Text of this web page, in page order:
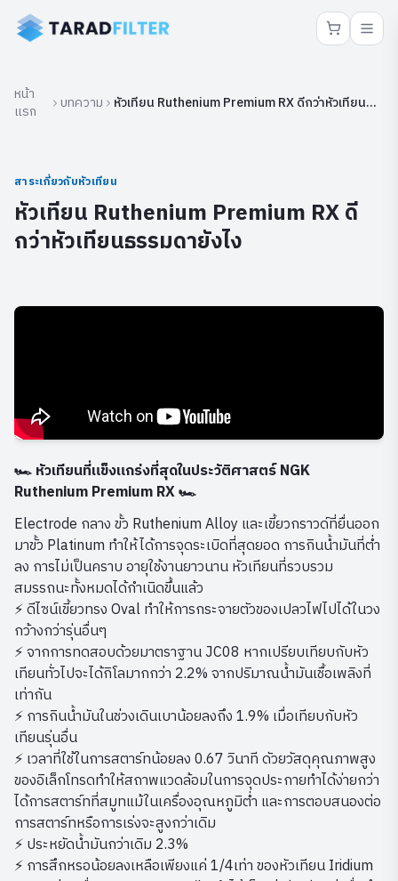
หน้า
แรก
บทความ
หัวเทียน Ruthenium Premium RX ดีกว่าหัวเทียน
สาระเกี่ยวกับหัวเทียน
หัวเทียน Ruthenium Premium RX ดี
กว่าหัวเทียนธรรมดายังไง
🏎 หัวเทียนที่แข็งแกร่งที่สุดในประวัติศาสตร์ NGK
Ruthenium Premium RX 🏎
Electrode กลาง ขั้ว Ruthenium Alloy และเขี้ยวกราวด์ที่ยื่นออก
มาขั้ว Platinum ทำให้ได้การจุดระเบิดที่สุดยอด การกินน้ำมันที่ต่ำ
ลง การไม่เป็นคราบ อายุใช้งานยาวนาน หัวเทียนที่รวบรวม
สมรรถนะทั้งหมดได้กำเนิดขึ้นแล้ว
⚡ ดีไซน์เขี้ยวทรง Oval ทำให้การกระจายตัวของเปลวไฟไปได้ในวง
กว้างกว่ารุ่นอื่นๆ
⚡ จากการทดสอบด้วยมาตราฐาน JC08 หากเปรียบเทียบกับหัว
เทียนทั่วไปจะได้กิโลมากกว่า 2.2% จากปริมาณน้ำมันเชื้อเพลิงที่
เท่ากัน
⚡ การกินน้ำมันในช่วงเดินเบาน้อยลงถึง 1.9% เมื่อเทียบกับหัว
เทียนรุ่นอื่น
⚡ เวลาที่ใช้ในการสตาร์ทน้อยลง 0.67 วินาที ดัวยวัสดุคุณภาพสูง
ของอิเล็กโทรดทำให้สถาพแวดล้อมในการจุดประกายทำได้ง่ายกว่า
ได้การสตาร์ทที่สมูทแม้ในเครื่องอุณหภูมิต่ำ และการตอบสนองต่อ
การสตาร์ทหรือการเร่งจะสูงกว่าเดิม
⚡ ประหยัดน้ำมันกว่าเดิม 2.3%
⚡ การสึกหรอน้อยลงเหลือเพียงแค่ 1/4เท่า ของหัวเทียน Iridium